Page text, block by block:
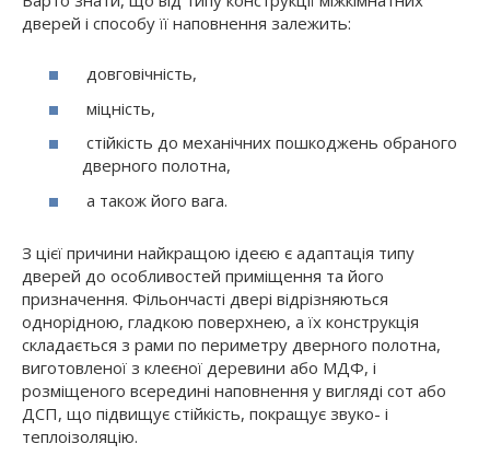
дверей і способу її наповнення залежить:
довговічність,
міцність,
стійкість до механічних пошкоджень обраного
дверного полотна,
а також його вага.
З цієї причини найкращою ідеєю є адаптація типу
дверей до особливостей приміщення та його
призначення. Фільончасті двері відрізняються
однорідною, гладкою поверхнею, а їх конструкція
складається з рами по периметру дверного полотна,
виготовленої з клеєної деревини або МДФ, і
розміщеного всередині наповнення у вигляді сот або
ДСП, що підвищує стійкість, покращує звуко- і
теплоізоляцію.